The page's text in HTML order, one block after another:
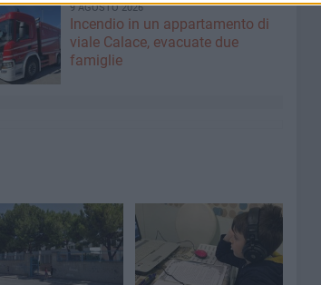
9 AGOSTO 2026
Incendio in un appartamento di
viale Calace, evacuate due
famiglie